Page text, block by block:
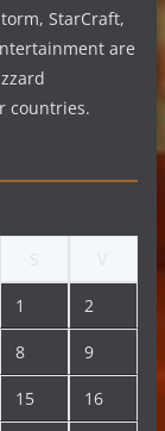
StarCraft,
are
countries.
1 2
8 9
15 16